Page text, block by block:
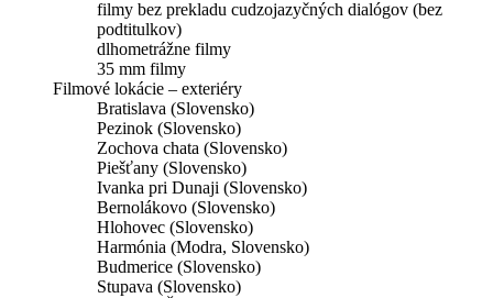
filmy bez prekladu cudzojazyčných dialógov (bez
podtitulkov)
dlhometrážne filmy
35 mm filmy
Filmové lokácie – exteriéry
Bratislava (Slovensko)
Pezinok (Slovensko)
Zochova chata (Slovensko)
Piešťany (Slovensko)
Ivanka pri Dunaji (Slovensko)
Bernolákovo (Slovensko)
Hlohovec (Slovensko)
Harmónia (Modra, Slovensko)
Budmerice (Slovensko)
Stupava (Slovensko)